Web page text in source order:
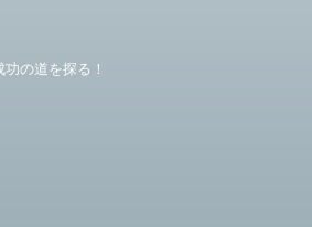
の道を探る！